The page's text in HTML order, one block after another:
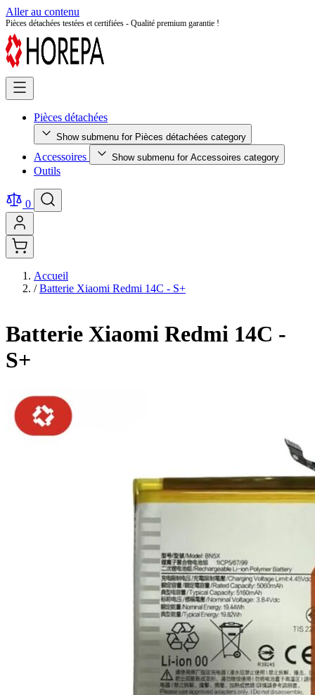
Aller au contenu
Retour facile sous 14 jours - Achetez en toute sérénité !
Pièces détachées
Show submenu for Pièces détachées category
Accessoires Show submenu for Accessoires category
Outils
0
Accueil
/ Batterie Xiaomi Redmi 14C - S+
Batterie Xiaomi Redmi 14C -
S+